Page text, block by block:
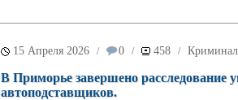
15 Апреля 2026 / 0 / 458 / Криминал
В Приморье завершено расследование
автоподставщиков.